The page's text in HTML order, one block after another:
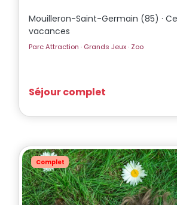
Mouilleron-Saint-Germain (85) ·
vacances
Parc Attraction · Grands Jeux · Zoo
Séjour complet
Complet